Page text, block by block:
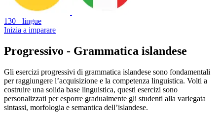
130+ lingue
Inizia a imparare
Progressivo - Grammatica islandese
Gli esercizi progressivi di grammatica islandese sono fondamentali
per raggiungere l’acquisizione e la competenza linguistica. Volti a
costruire una solida base linguistica, questi esercizi sono
personalizzati per esporre gradualmente gli studenti alla variegata
sintassi, morfologia e semantica dell’islandese.